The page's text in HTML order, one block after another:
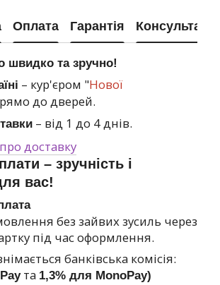
Оплата Гарантія Консультація
швидко та зручно!
– кур'єром "Нової
до дверей.
– від 1 до 4 днів.
доставку
– зручність і
вас!
без зайвих зусиль через
під час оформлення.
банківська комісія:
та 1,3% для MonoPay)